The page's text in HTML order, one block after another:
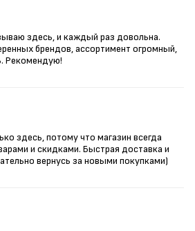
здесь, и каждый раз довольна.
брендов, ассортимент огромный,
Рекомендую!
здесь, потому что магазин всегда
и скидками. Быстрая доставка и
вернусь за новыми покупками)